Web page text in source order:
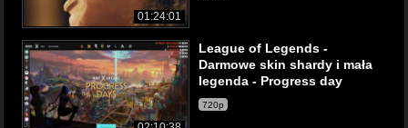
01:24:01
League of Legends -
Darmowe skin shardy i mała
legenda - Progress day
720p